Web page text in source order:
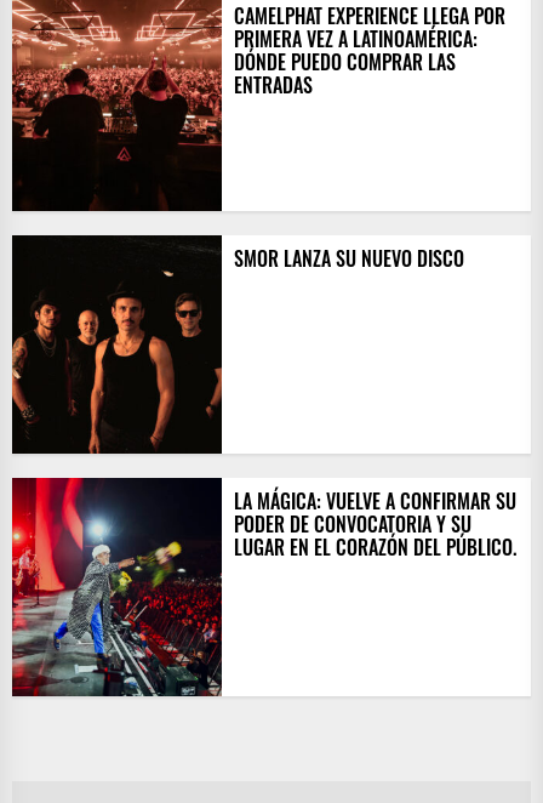
CAMELPHAT EXPERIENCE LLEGA POR
PRIMERA VEZ A LATINOAMÉRICA:
DÓNDE PUEDO COMPRAR LAS
ENTRADAS
SMOR LANZA SU NUEVO DISCO
LA MÁGICA: VUELVE A CONFIRMAR SU
PODER DE CONVOCATORIA Y SU
LUGAR EN EL CORAZÓN DEL PÚBLICO.